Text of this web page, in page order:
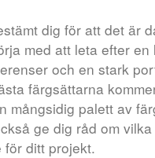
dig för att det är
med att leta efter en
och en stark
färgsättarna
mångsidig palett av
ge dig råd om
för ditt projekt.